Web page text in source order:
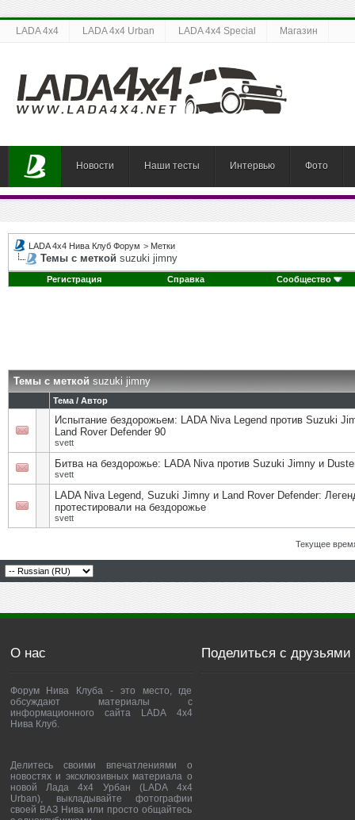
LADA 4x4 LADA 4x4 Urban LADA 4x4 Special Магазин
Новости Наши тесты Интервью Фото
LADA 4x4 Нива Клуб Форум > Метки
Темы с меткой suzuki jimny
Регистрация Справка Сообщество
Темы с меткойsuzuki jimny
Тема / Автор
Испытание бездорожьем: LADA Niva Legend против Suzuki
Land Rover Defender 90
svett
Битва на бездорожье: LADA Niva против Suzuki Jimny и
svett
LADA Niva Legend, Suzuki Jimny и Land Rover Defender:
протестировали на бездорожье
svett
Текущее
О нас
Форум Нива Клуба - это место, где
обсуждают материалы с
информационного сайта LADA 4x4
Нива Клуб.
Делитесь своими впечатлениями о
новостях и эксклюзивных материала о
новой Лада 4х4 Урбан (LADA 4x4
Urban), выкладывайте фотографии
своей ВАЗ Нива или просто общайтесь
Поделиться с друзьями